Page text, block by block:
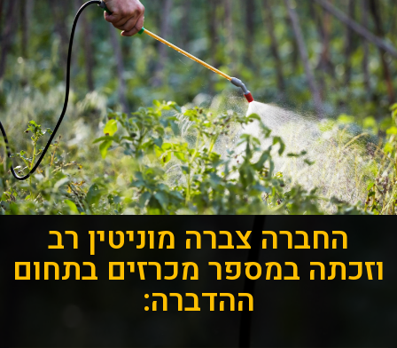
החברה צברה מוניטין רב
וזכתה במספר מכרזים בתחום
ההדברה: